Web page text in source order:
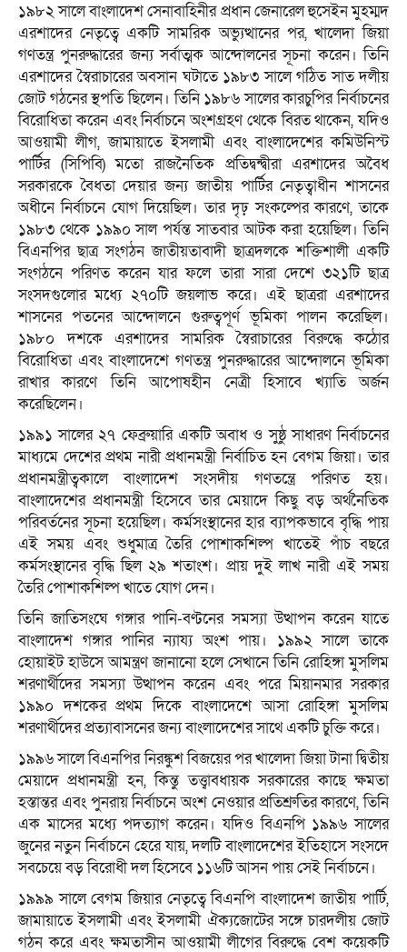
১৯৮২ সালে বাংলাদেশ সেনাবাহিনীর প্রধান জেনারেল হুসেইন মুহম্মদ
এরশাদের নেতৃত্বে একটি সামরিক অভ্যুত্থানের পর, খালেদা জিয়া
গণতন্ত্র পুনরুদ্ধারের জন্য সর্বাত্মক আন্দোলনের সূচনা করেন। তিনি
এরশাদের স্বৈরাচারের অবসান ঘটাতে ১৯৮৩ সালে গঠিত সাত দলীয়
জোট গঠনের স্থপতি ছিলেন। তিনি ১৯৮৬ সালের কারচুপির নির্বাচনের
বিরোধিতা করেন এবং নির্বাচনে অংশগ্রহণ থেকে বিরত থাকেন, যদিও
আওয়ামী লীগ, জামায়াতে ইসলামী এবং বাংলাদেশের কমিউনিস্ট
পার্টির (সিপিবি) মতো রাজনৈতিক প্রতিদ্বন্দ্বীরা এরশাদের অবৈধ
সরকারকে বৈধতা দেয়ার জন্য জাতীয় পার্টির নেতৃত্বাধীন শাসনের
অধীনে নির্বাচনে যোগ দিয়েছিল। তার দৃঢ় সংকল্পের কারণে, তাকে
১৯৮৩ থেকে ১৯৯০ সাল পর্যন্ত সাতবার আটক করা হয়েছিল। তিনি
বিএনপির ছাত্র সংগঠন জাতীয়তাবাদী ছাত্রদলকে শক্তিশালী একটি
সংগঠনে পরিণত করেন যার ফলে তারা সারা দেশে ৩২১টি ছাত্র
সংসদগুলোর মধ্যে ২৭০টি জয়লাভ করে। এই ছাত্ররা এরশাদের
শাসনের পতনের আন্দোলনে গুরুত্বপূর্ণ ভূমিকা পালন করেছিল।
১৯৮০ দশকে এরশাদের সামরিক স্বৈরাচারের বিরুদ্ধে কঠোর
বিরোধিতা এবং বাংলাদেশে গণতন্ত্র পুনরুদ্ধারের আন্দোলনে ভূমিকা
রাখার কারণে তিনি আপোষহীন নেত্রী হিসাবে খ্যাতি অর্জন
করেছিলেন।
১৯৯১ সালের ২৭ ফেব্রুয়ারি একটি অবাধ ও সুষ্ঠু সাধারণ নির্বাচনের
মাধ্যমে দেশের প্রথম নারী প্রধানমন্ত্রী নির্বাচিত হন বেগম জিয়া। তার
প্রধানমন্ত্রীত্বকালে বাংলাদেশ সংসদীয় গণতন্ত্রে পরিণত হয়।
বাংলাদেশের প্রধানমন্ত্রী হিসেবে তার মেয়াদে কিছু বড় অর্থনৈতিক
পরিবর্তনের সূচনা হয়েছিল। কর্মসংস্থানের হার ব্যাপকভাবে বৃদ্ধি পায়
এই সময় এবং শুধুমাত্র তৈরি পোশাকশিল্প খাতেই পাঁচ বছরে
কর্মসংস্থানের বৃদ্ধি ছিল ২৯ শতাংশ। প্রায় দুই লাখ নারী এই সময়
তৈরি পোশাকশিল্প খাতে যোগ দেন।
তিনি জাতিসংঘে গঙ্গার পানি-বণ্টনের সমস্যা উত্থাপন করেন যাতে
বাংলাদেশ গঙ্গার পানির ন্যায্য অংশ পায়। ১৯৯২ সালে তাকে
হোয়াইট হাউসে আমন্ত্রণ জানানো হলে সেখানে তিনি রোহিঙ্গা মুসলিম
শরণার্থীদের সমস্যা উত্থাপন করেন এবং পরে মিয়ানমার সরকার
১৯৯০ দশকের প্রথম দিকে বাংলাদেশে আসা রোহিঙ্গা মুসলিম
শরণার্থীদের প্রত্যাবাসনের জন্য বাংলাদেশের সাথে একটি চুক্তি করে।
১৯৯৬ সালে বিএনপির নিরঙ্কুশ বিজয়ের পর খালেদা জিয়া টানা দ্বিতীয়
মেয়াদে প্রধানমন্ত্রী হন, কিন্তু তত্ত্বাবধায়ক সরকারের কাছে ক্ষমতা
হস্তান্তর এবং পুনরায় নির্বাচনে অংশ নেওয়ার প্রতিশ্রুতির কারণে, তিনি
এক মাসের মধ্যে পদত্যাগ করেন। যদিও বিএনপি ১৯৯৬ সালের
জুনের নতুন নির্বাচনে হেরে যায়, দলটি বাংলাদেশের ইতিহাসে সংসদে
সবচেয়ে বড় বিরোধী দল হিসেবে ১১৬টি আসন পায় সেই নির্বাচনে।
১৯৯৯ সালে বেগম জিয়ার নেতৃত্বে বিএনপি বাংলাদেশ জাতীয় পার্টি,
জামায়াতে ইসলামী এবং ইসলামী ঐক্যজোটের সঙ্গে চারদলীয় জোট
গঠন করে এবং ক্ষমতাসীন আওয়ামী লীগের বিরুদ্ধে বেশ কয়েকটি